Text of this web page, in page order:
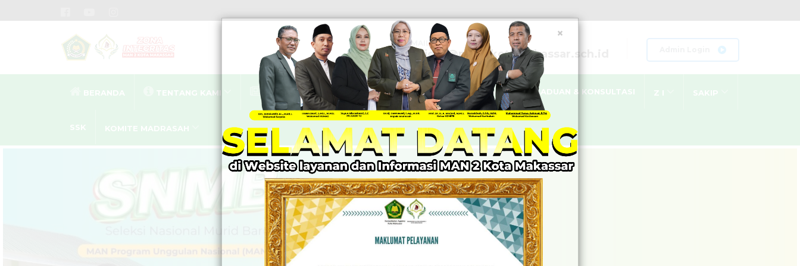
×
EMAIL
Official@man2kotamakassar.sch.id
BERANDA TENTANG KAMI KABAR MADRASAH PPID LAYANAN PENGADUAN & KONSULTASI Z I SAKIP
SSK KOMITE MADRASAH